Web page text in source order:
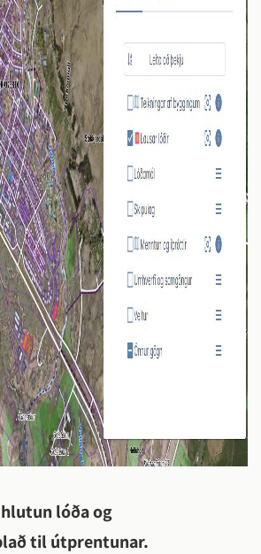
lóða og
til útprentunar.